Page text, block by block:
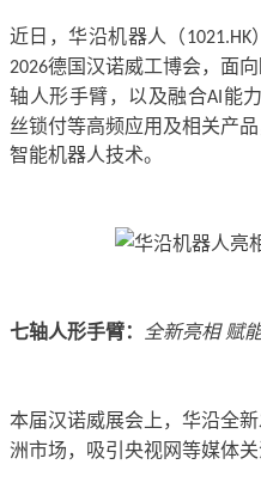
近日，华沿机器人（1021.HK
2026德国汉诺威工博会，面
轴人形手臂，以及融合AI 能
丝锁付等高频应用及相关产
智能机器人技术。
七轴人形手臂： 全新亮相 赋
本届汉诺威展会上，华沿全
洲市场，吸引央视网等媒体关